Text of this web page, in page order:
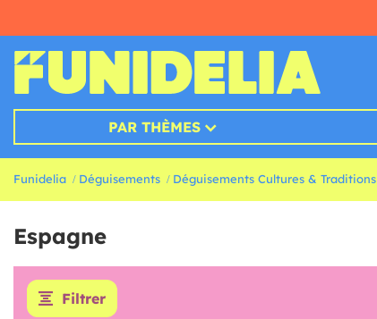
PAR THÈMES
Funidelia Déguisements Déguisements Cultures & Traditions
Espagne
Filtrer